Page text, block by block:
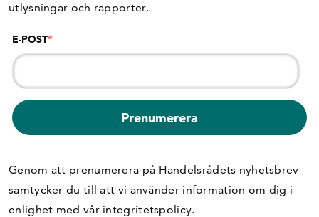
utlysningar och rapporter.
E-POST*
Genom att prenumerera på Handelsrådets nyhetsbrev
samtycker du till att vi använder information om dig i
enlighet med vår integritetspolicy.